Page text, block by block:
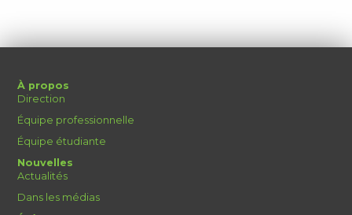
À propos
Direction
Équipe professionnelle
Équipe étudiante
Nouvelles
Actualités
Dans les médias